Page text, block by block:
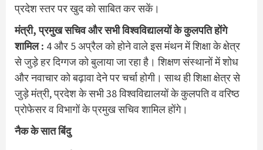
प्रदेश स्तर पर खुद को साबित कर सकें।
मंत्री, प्रमुख सचिव और सभी विश्वविद्यालयों के कुलपति होंगे
शामिल : 4 और 5 अप्रैल को होने वाले इस मंथन में शिक्षा के क्षेत्र
से जुड़े हर दिग्गज को बुलाया जा रहा है। शिक्षण संस्थानों में शोध
और नवाचार को बढ़ावा देने पर चर्चा होगी। साथ ही शिक्षा क्षेत्र से
जुड़े मंत्री, प्रदेश के सभी 38 विश्वविद्यालयों के कुलपति व वरिष्ठ
प्रोफेसर व विभागों के प्रमुख सचिव शामिल होंगे।
नैक के सात बिंदु